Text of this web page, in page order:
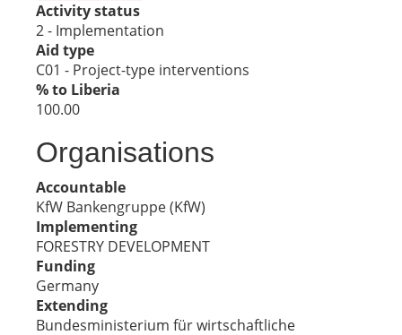
Activity status
2 - Implementation
Aid type
C01 - Project-type interventions
% to Liberia
100.00
Organisations
Accountable
KfW Bankengruppe (KfW)
Implementing
FORESTRY DEVELOPMENT
Funding
Germany
Extending
Bundesministerium für wirtschaftliche